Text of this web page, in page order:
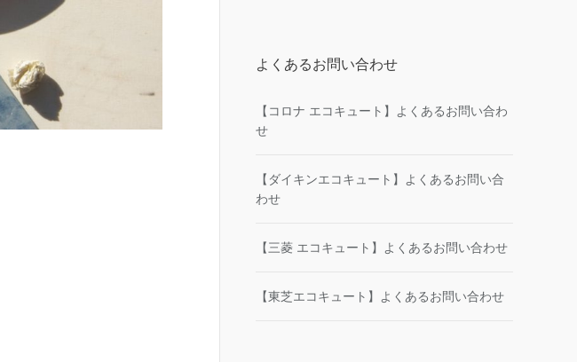
よくあるお問い合わせ
【コロナ エコキュート】よくあるお問い合わ
せ
【ダイキンエコキュート】よくあるお問い合
わせ
【三菱 エコキュート】よくあるお問い合わせ
【東芝エコキュート】よくあるお問い合わせ